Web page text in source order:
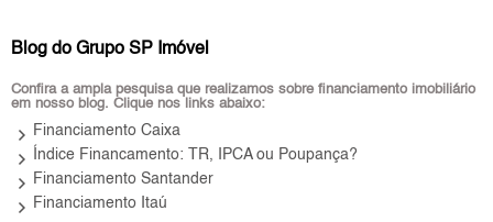
Blog do Grupo SP Imóvel
Confira a ampla pesquisa que realizamos sobre financiamento imobiliário
em nosso blog. Clique nos links abaixo:
keyboard_arrow_right Financiamento Caixa
keyboard_arrow_right Índice Financamento: TR, IPCA ou Poupança?
keyboard_arrow_right Financiamento Santander
keyboard_arrow_right Financiamento Itaú